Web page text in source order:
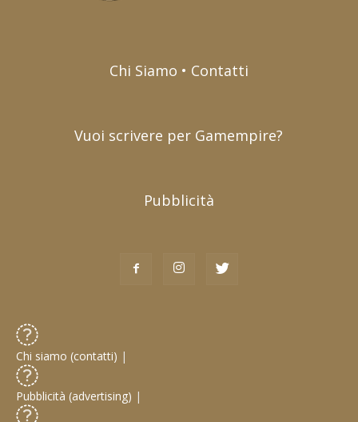
Chi Siamo • Contatti
Vuoi scrivere per Gamempire?
Pubblicità
Chi siamo (contatti) |
Pubblicità (advertising) |